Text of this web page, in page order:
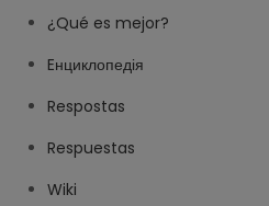
¿Qué es mejor?
Eнциклопедія
Respostas
Respuestas
Wiki